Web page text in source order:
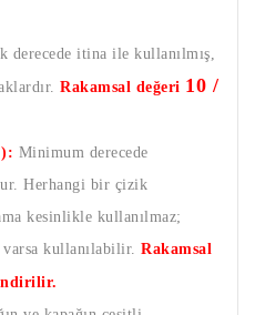
derecede itina ile kullanılmış,
Rakamsal değeri 10 /
Minimum derecede
Herhangi bir çizik
kesinlikle kullanılmaz;
varsa kullanılabilir. Rakamsal